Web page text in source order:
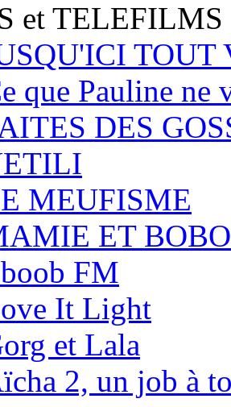
et TELEFILMS
TOUT
que Pauline ne
DES
MEUFISME
ET
FM
It Light
et Lala
2, un job à